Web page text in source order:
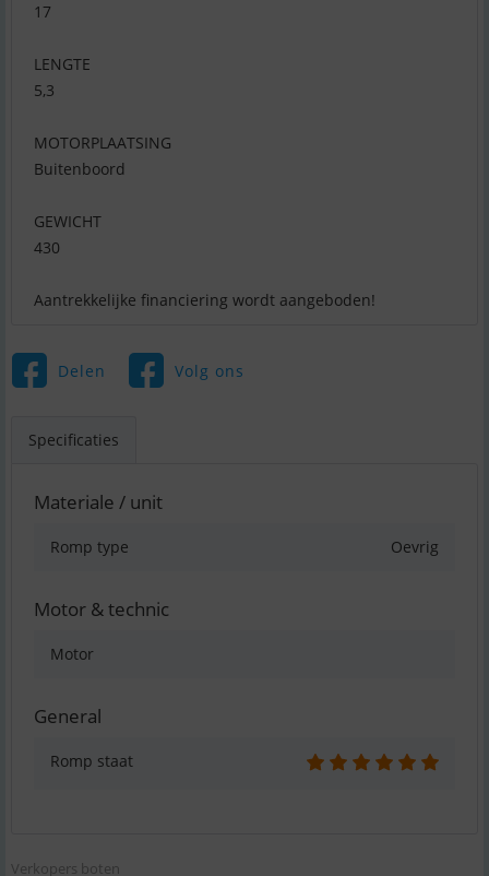
17
LENGTE
5,3
MOTORPLAATSING
Buitenboord
GEWICHT
430
Aantrekkelijke financiering wordt aangeboden!
Delen Volg ons
Specificaties
Materiale / unit
Romp type Oevrig
Motor & technic
Motor
General
Romp staat
Verkopers boten